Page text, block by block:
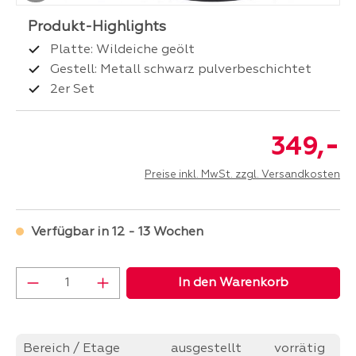
Platte: Wildeiche geölt
Gestell: Metall schwarz pulverbeschichtet
2er Set
349,-
Preise inkl. MwSt. zzgl. Versandkosten
Verfügbar in 12 - 13 Wochen
Produkt Anzahl: Gib den gewünschten
In den Warenkorb
Bereich / Etage ausgestellt vorrätig